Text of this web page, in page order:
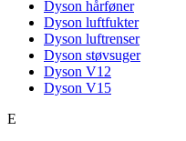
Dyson hårføner
Dyson luftfukter
Dyson luftrenser
Dyson støvsuger
Dyson V12
Dyson V15
E